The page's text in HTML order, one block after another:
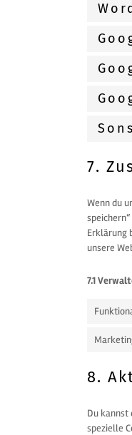
7.
Wenn du
Erklärung
unsere
7.1
8.
Du kannst
spezielle